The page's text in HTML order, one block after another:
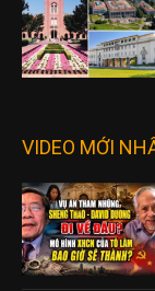
VIDEO MỚI